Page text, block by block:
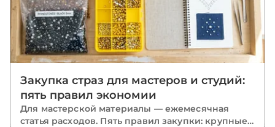
Закупка страз для мастеров и студий:
пять правил экономии
Для мастерской материалы — ежемесячная
статья расходов. Пять правил закупки: крупные